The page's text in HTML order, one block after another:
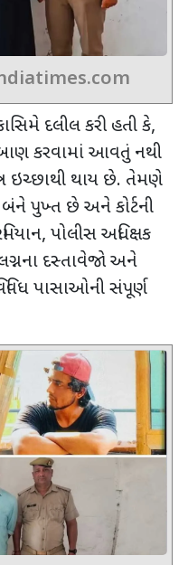
દલીલ કરી હતી કે,
દબાણ કરવામાં આવતું નથી
ઇચ્છાથી થાય છે. તેમણે
પુખ્ત છે અને કોર્ટની
, પોલીસ અધિક્ષક
દસ્તાવેજો અને
પાસાઓની સંપૂર્ણ